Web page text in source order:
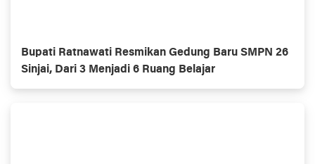
Bupati Ratnawati Resmikan Gedung Baru SMPN 26
Sinjai, Dari 3 Menjadi 6 Ruang Belajar